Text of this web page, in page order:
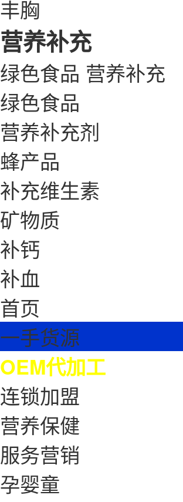
丰胸
营养补充
绿色食品 营养补充
绿色食品
营养补充剂
蜂产品
补充维生素
矿物质
补钙
补血
首页
一手货源
OEM代加工
连锁加盟
营养保健
服务营销
孕婴童